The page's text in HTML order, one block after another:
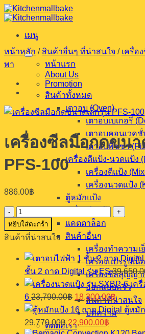
ข้าม
ไป
เนื้อหา
เมนู
หน้าแรก
About Us
Promotion
สินค้าทั้งหมด
เตาอบ (Oven)
เตาอบเบเกอรี
เตาอบคอนเวคชั่
เตาอบพิซซ่า
เครื่องตีแป้ง-นวดแป้ง
เครื่องตีแป้ง
เครื่องนวดแป้ง
ตู้หมักแป้ง
แคตตาล็อก
สินค้าอื่นๆ
เครื่องทำความเ
เครื่องแปรรูปเนื้
เครื่องซีลสุญญา
ออกแบบครัว
สินค้าที่น่าสนใจ
บทความ
ติดต่อเรา
หน้าหลัก / สินค้าอื่นๆ ที่น่าสนใจ / เครื่อ
พา
เครื่องซีลมือกดขนา
PFS-100
886.00฿
จำนวน
เครื่อง
ซีล
มือ
ขนาด
รุ่น
PFS-
100
หยิบใส่ตะกร้า
สินค้าที่น่าสนใจ
ชั้น 2 ถาด Digital รุ่น ES
เค
6 23,790.00฿ Original
price
was:
23,790.00฿.
18,300.00฿Current
price
is:ตู้หมัก
29,770.00฿ Original
price
22,900.00฿
price